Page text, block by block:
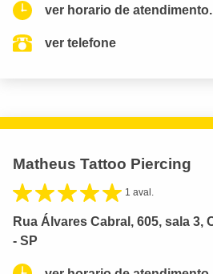
ver horario de atendimento.
ver telefone
Matheus Tattoo Piercing
1 aval.
Rua Álvares Cabral, 605, sala 3,
- SP